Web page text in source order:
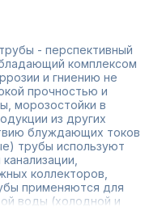
- перспективный
комплексом
и гниению не
прочностью и
морозостойки в
из других
блуждающих токов
трубы используют
коллекторов,
применяются для
воды (холодной и